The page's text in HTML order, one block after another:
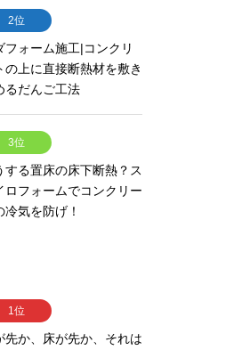
2位
フォーム施工|コンクリ
の上に直接断熱材を敷き
るだんご工法
3位
する置床の床下断熱？ス
ロフォームでコンクリー
冷気を防げ！
1位
先か、床が先か、それは